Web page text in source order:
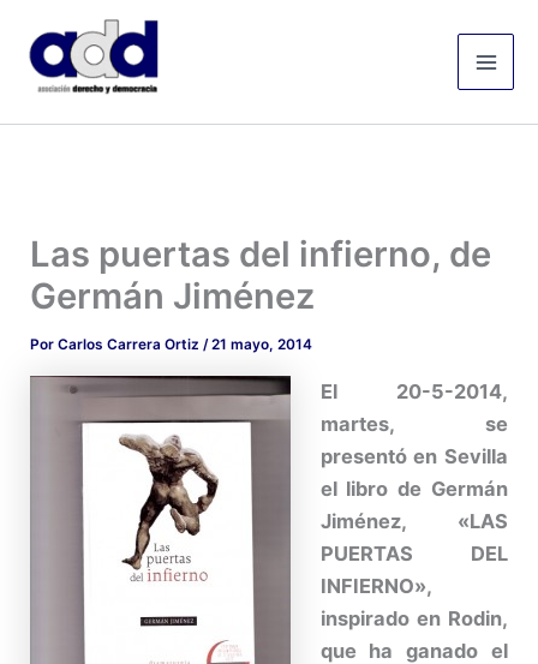
contenido
Las puertas del infierno, de
Germán Jiménez
PorCarlos Carrera Ortiz/21 mayo, 2014
El20-5-2014,
martes, se
presentó en Sevilla
el libro de Germán
Jiménez, «LAS
PUERTAS DEL
INFIERNO»,
inspirado en Rodin,
que ha ganado el